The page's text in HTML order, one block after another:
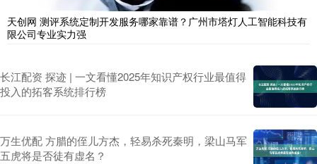
天创网 测评系统定制开发服务哪家靠谱？广州市塔灯人工智能科技有
限公司专业实力强
长江配资 探迹 | 一文看懂2025年知识产权行业最值得
投入的拓客系统排行榜
万生优配 方腊的侄儿方杰，轻易杀死秦明，梁山马军
五虎将是否徒有虚名？